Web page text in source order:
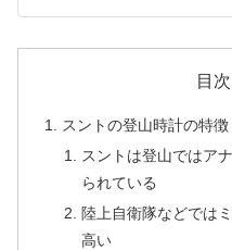
目次
スントの登山時計の特徴
スントは登山ではア
られている
陸上自衛隊などでは
高い